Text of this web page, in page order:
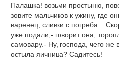
Палашка! возьми простыню,
зовите мальчиков к ужину, где
варенец, сливки с погреба...
уже подали,- говорит она,
самовару.- Ну, господа, чего же
остыла яичница? Садитесь!